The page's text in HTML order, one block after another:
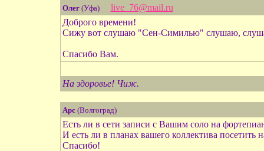
Олег(Уфа)
live_76@mail.ru
Доброго времени!
Сижу вот слушаю "Сен-Симилью" слушаю,
Спасибо Вам.
На здоровье! Чиж.
Арс(Волгоград)
Есть ли в сети записи с Вашим соло на
И есть ли в планах вашего коллектива посетить
Спасибо!